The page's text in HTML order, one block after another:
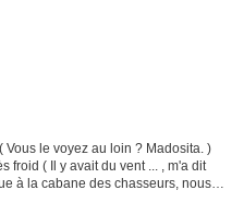
Vous le voyez au loin ? Madosita. )
froid ( Il y avait du vent ... , m'a dit
à la cabane des chasseurs, nous